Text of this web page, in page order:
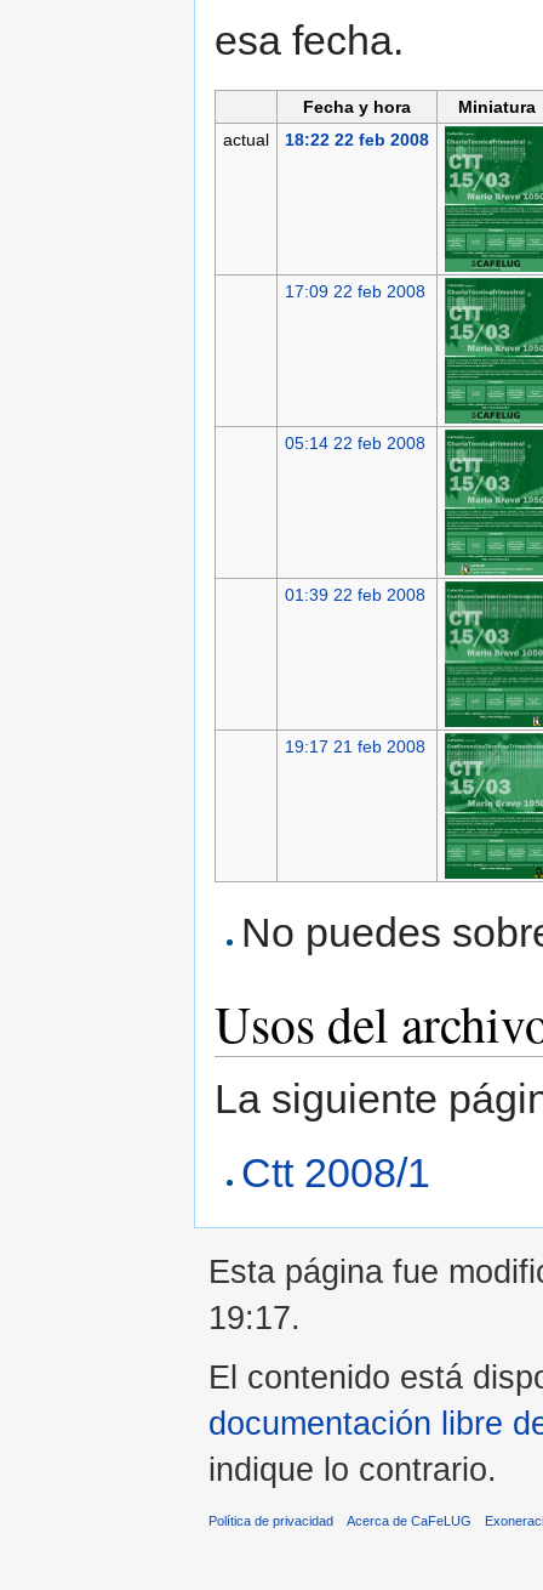
esa fecha.
Fecha y hora
Miniatura
actual
18:22 22 feb 2008
17:09 22 feb 2008
05:14 22 feb 2008
01:39 22 feb 2008
19:17 21 feb 2008
No puedes
Usos del
La siguiente
Ctt 2008/1
Esta página fue
19:17.
El contenido está
documentación libre
indique lo contrario.
Política de privacidad Acerca de CaFeLUG